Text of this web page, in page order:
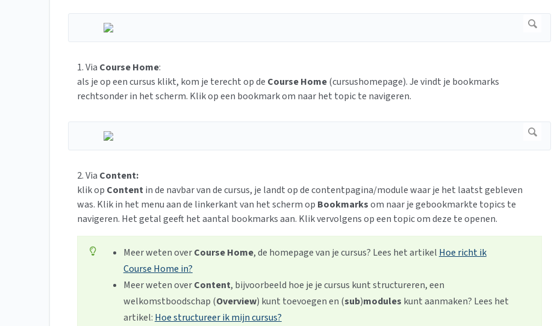
1. Via Course Home:
als je op een cursus klikt, kom je terecht op de Course Home(cursushomepage). Je vindt je bookmarks
rechtsonder in het scherm. Klik op een bookmark om naar het topic te navigeren.
2. Via Content:
klik op Contentin de navbar van de cursus, je landt op de contentpagina/module waar je het laatst gebleven
was. Klik in het menu aan de linkerkant van het scherm op Bookmarksom naar je gebookmarkte topics te
navigeren. Het getal geeft het aantal bookmarks aan. Klik vervolgens op een topic om deze te openen.
Meer weten overCourse Home, de homepage van je cursus? Lees het artikel Hoe richt ik
Course Home in?
Meer weten overContent, bijvoorbeeld hoe je je cursus kunt structureren, een
welkomstboodschap (Overview) kunt toevoegen en (sub)modules kunt aanmaken? Lees het
artikel: Hoe structureer ik mijn cursus?